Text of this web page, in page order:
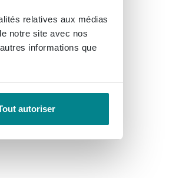
relatives aux médias
notre site avec nos
informations que
autoriser